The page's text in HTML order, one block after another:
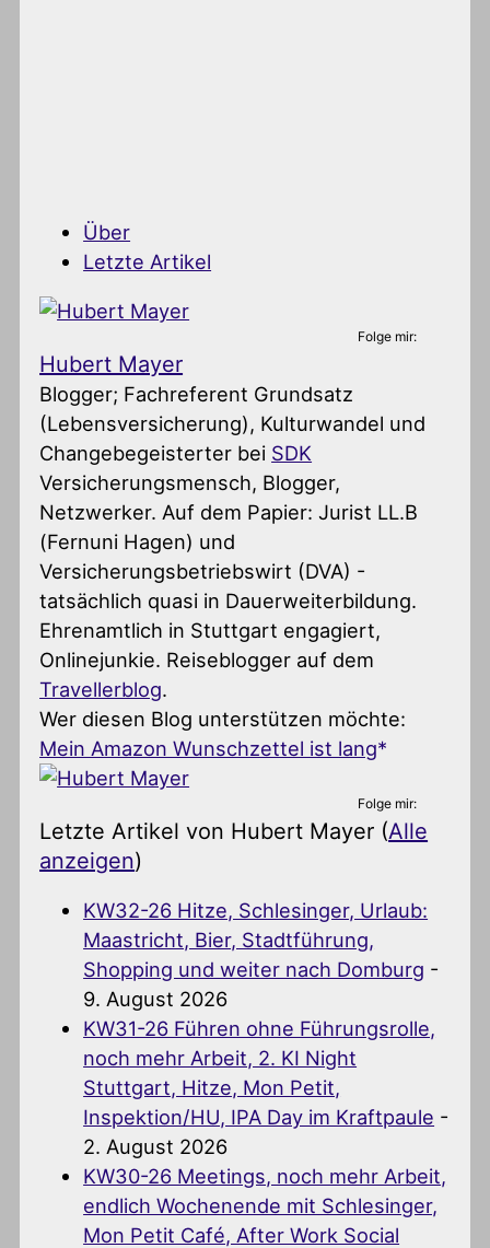
Über
Letzte Artikel
Folge mir:
Hubert Mayer
Blogger; Fachreferent Grundsatz
(Lebensversicherung), Kulturwandel und
Changebegeisterter bei SDK
Versicherungsmensch, Blogger,
Netzwerker. Auf dem Papier: Jurist LL.B
(Fernuni Hagen) und
Versicherungsbetriebswirt (DVA) -
tatsächlich quasi in Dauerweiterbildung.
Ehrenamtlich in Stuttgart engagiert,
Onlinejunkie. Reiseblogger auf dem
Travellerblog.
Wer diesen Blog unterstützen möchte:
Mein Amazon Wunschzettel ist lang
Folge mir:
Letzte Artikel von Hubert Mayer (Alle
anzeigen)
KW32-26 Hitze, Schlesinger, Urlaub:
Maastricht, Bier, Stadtführung,
Shopping und weiter nach Domburg -
9. August 2026
KW31-26 Führen ohne Führungsrolle,
noch mehr Arbeit, 2. KI Night
Stuttgart, Hitze, Mon Petit,
Inspektion/HU, IPA Day im Kraftpaule -
2. August 2026
KW30-26 Meetings, noch mehr Arbeit,
endlich Wochenende mit Schlesinger,
Mon Petit Café, After Work Social